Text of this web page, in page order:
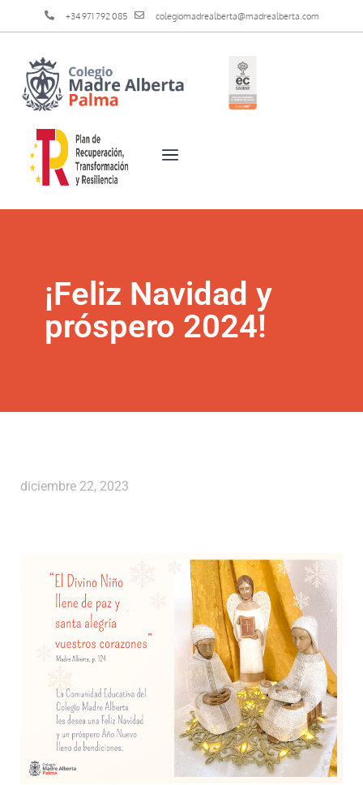
+34 971 792 085 colegiomadrealberta@madrealberta.com
¡Feliz Navidad y
próspero 2024!
diciembre 22, 2023